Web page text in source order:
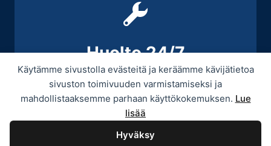
Käytämme sivustolla evästeitä ja keräämme kävijätietoa
sivuston toimivuuden varmistamiseksi ja
mahdollistaaksemme parhaan käyttökokemuksen. Lue
lisää
Hyväksy
Huolto 24/7
+358 9 439 3070 / +358 50 545 5664